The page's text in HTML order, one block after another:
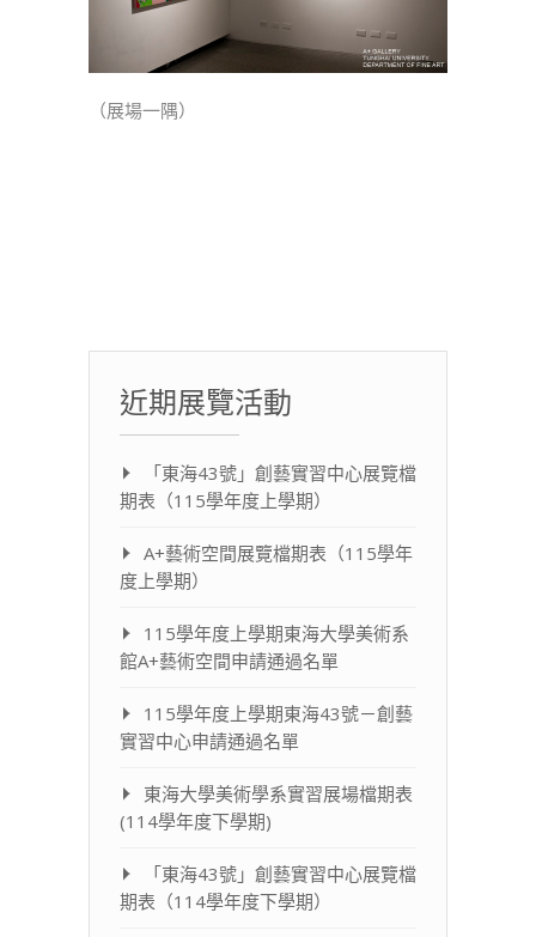
（展場一隅）
近期展覽活動
「東海43號」創藝實習中心展覽檔
期表（115學年度上學期）
A+藝術空間展覽檔期表（115學年
度上學期）
115學年度上學期東海大學美術系
館A+藝術空間申請通過名單
115學年度上學期東海43號－創藝
實習中心申請通過名單
東海大學美術學系實習展場檔期表
(114學年度下學期)
「東海43號」創藝實習中心展覽檔
期表（114學年度下學期）